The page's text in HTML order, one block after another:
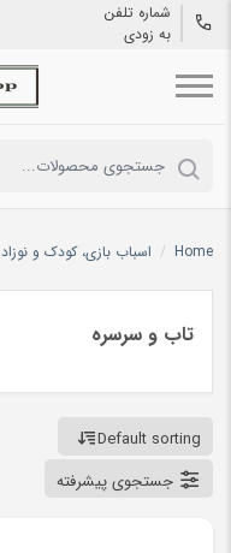
شماره تلفن
به زودی
Home
/ اسباب بازی، کودک و نوزاد
تاب و سرسره
Default sorting
جستجوی پیشرفته